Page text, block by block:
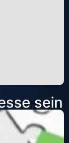
sein